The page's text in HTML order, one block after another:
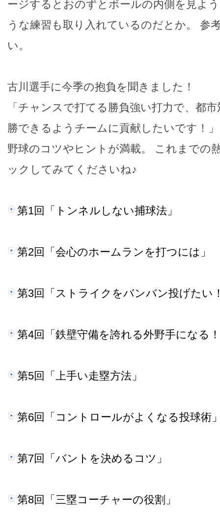
ージするとおのずとボールの内側を見よ
うな練習も取り入れているのだとか。 参
い。
古川選手に今季の抱負を聞きました！
「チャンスで打てる勝負強い打力で、都
勝できるようチームに貢献したいです！」
野球のコツやヒントが満載。 これまでの
ックしてみてくださいね♪
第1回「トンネルしない捕球法」
第2回「会心のホームランを打つには」
第3回「ストライクをバンバン投げたい
第4回「鉄壁守備を誇れる外野手になる
第5回「上手い走塁方法」
第6回「コントロールがよくなる投球術
第7回「バントを決めるコツ」
第8回「三塁コーチャーの役割」